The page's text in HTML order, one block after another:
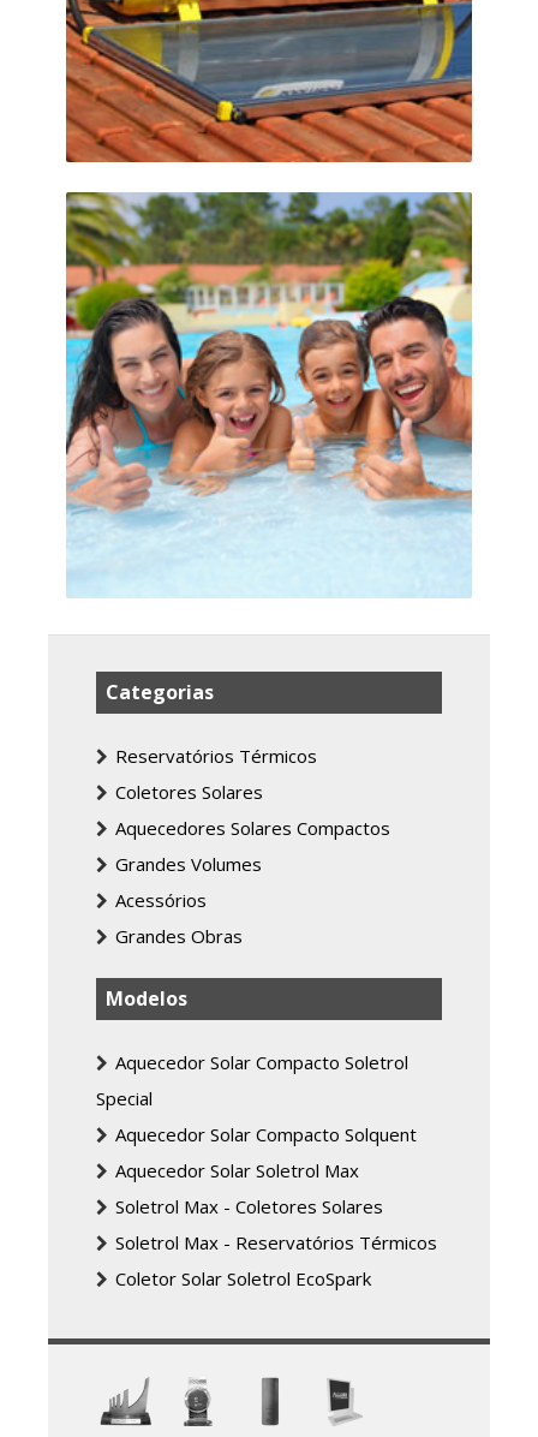
Categorias
Reservatórios Térmicos
Coletores Solares
Aquecedores Solares Compactos
Grandes Volumes
Acessórios
Grandes Obras
Modelos
Aquecedor Solar Compacto Soletrol
Special
Aquecedor Solar Compacto Solquent
Aquecedor Solar Soletrol Max
Soletrol Max - Coletores Solares
Soletrol Max - Reservatórios Térmicos
Coletor Solar Soletrol EcoSpark